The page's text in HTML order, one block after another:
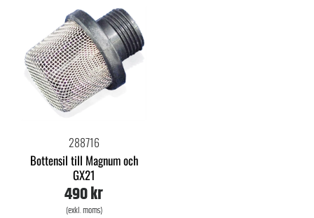
288716
Bottensil till Magnum och
GX21
490 kr
(exkl. moms)